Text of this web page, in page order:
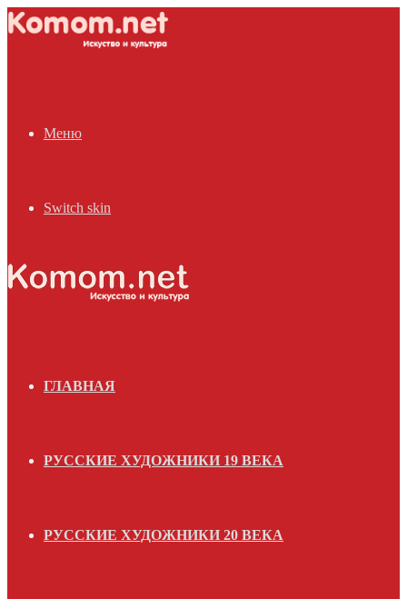
Меню
Switch skin
ГЛАВНАЯ
РУССКИЕ ХУДОЖНИКИ 19 ВЕКА
РУССКИЕ ХУДОЖНИКИ 20 ВЕКА